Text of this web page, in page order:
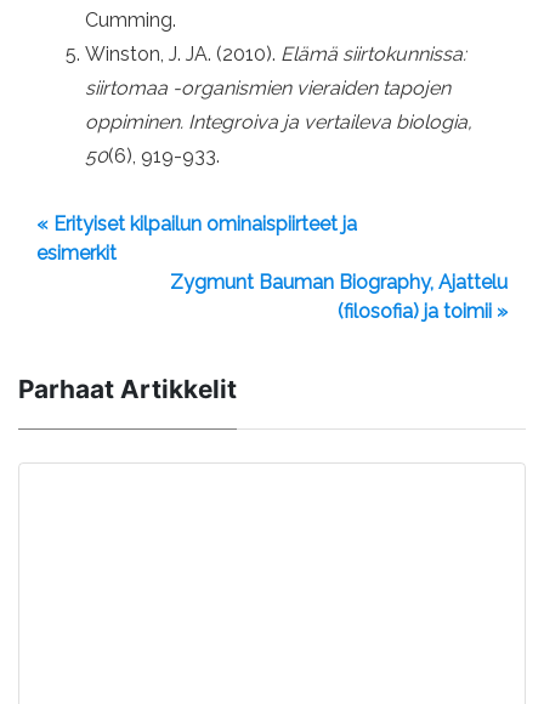
Cumming.
Winston, J. JA. (2010). Elämä siirtokunnissa:
siirtomaa -organismien vieraiden tapojen
oppiminen. Integroiva ja vertaileva biologia,
50(6), 919-933.
« Erityiset kilpailun ominaispiirteet ja
esimerkit
Zygmunt Bauman Biography, Ajattelu
(filosofia) ja toimii »
Parhaat Artikkelit